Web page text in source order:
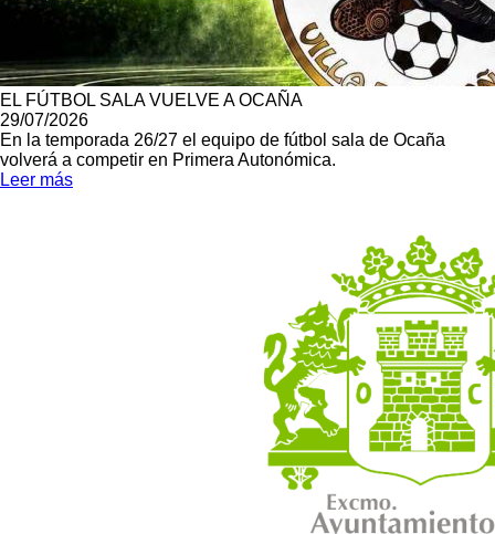
EL FÚTBOL SALA VUELVE A OCAÑA
29/07/2026
En la temporada 26/27 el equipo de fútbol sala de Ocaña
volverá a competir en Primera Autonómica.
Leer más